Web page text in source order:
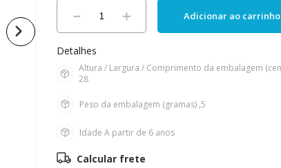
＋
－ Adicionar ao carrinho
Detalhes
Altura / Largura / Comprimento da embalagem
28
Peso da embalagem (gramas) ,5
Idade A partir de 6 anos